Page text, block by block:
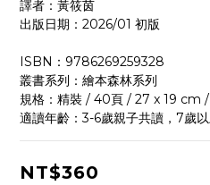
譯者：黃筱茵
出版日期：2026/01 初版
ISBN：9786269259328
叢書系列：繪本森林系列
規格：精裝 / 40頁 / 27 x 19 cm /
適讀年齡：3-6歲親子共讀，7歲
NT$360